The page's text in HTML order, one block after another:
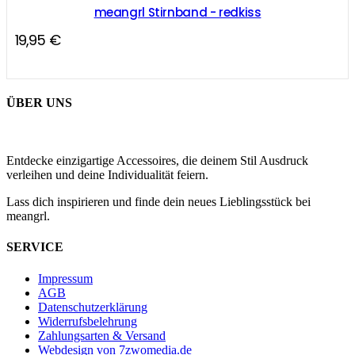
meangrl Stirnband - redkiss
19,95 €
ÜBER UNS
Entdecke einzigartige Accessoires, die deinem Stil Ausdruck
verleihen und deine Individualität feiern.
Lass dich inspirieren und finde dein neues Lieblingsstück bei
meangrl.
SERVICE
Impressum
AGB
Datenschutzerklärung
Widerrufsbelehrung
Zahlungsarten & Versand
Webdesign von 7zwomedia.de